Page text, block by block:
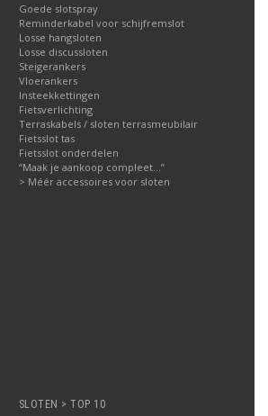
Goede slotspray
Reminderkabel voor schijfremslot
Losse hangsloten
Losse discussloten
Steigerankers
Vloerankers
Insteekkettingen
Fietsverlichting
Terraskabels / sloten terrasmeubilair
Fietsslot tas
Fietsslot onderdelen
“Maak je aankoop compleet…”
> Méér accessoires voor sloten
SLOTEN > TOP 10